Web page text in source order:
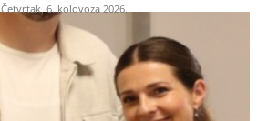
Četvrtak, 6. kolovoza 2026.